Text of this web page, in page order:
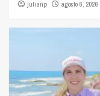
julianp agosto 6, 2026